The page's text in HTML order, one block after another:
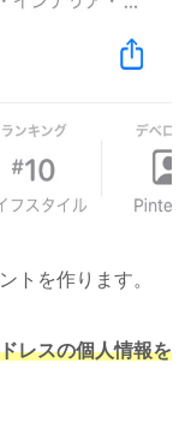
トを作ります。
レスの個人情報を